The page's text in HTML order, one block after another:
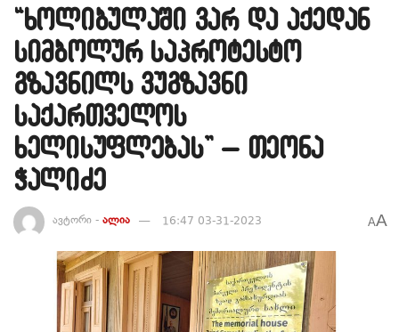
“ხოლიბულაში ვარ და აქედან
სიმბოლურ საპროტესტო
გზავნილს ვუგზავნი
საქართველოს
ხელისუფლებას” – თეონა
ჭალიძე
ავტორი - ალია 16:47 03-31-2023 AA